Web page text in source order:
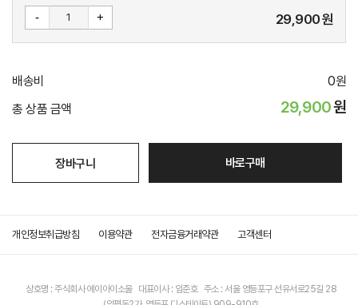
- + 29,900원
배송비 0원
총 상품 금액
29,900원
장바구니 바로구매
개인정보취급방침 이용약관 전자금융거래약관 고객센터
상호명 : 주식회사 에이아이소울 대표이사 : 임준호 주소 : 서울 영등포구 선유서로25길 28